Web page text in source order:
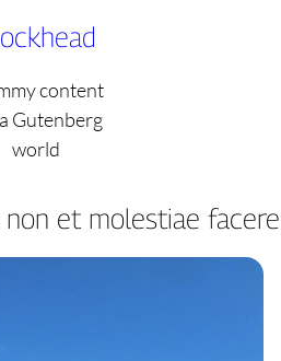
content
Gutenberg
world
et molestiae facere